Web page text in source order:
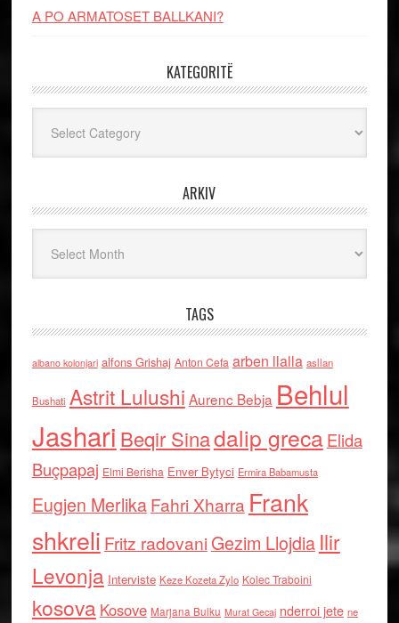
A PO ARMATOSET BALLKANI?
KATEGORITË
ARKIV
TAGS
albano kolonjari alfons Grishaj Anton Cefa arben llalla asllan
Bushati Astrit Lulushi Aurenc Bebja Behlul
Jashari Beqir Sinadalip grecaElida
Buçpapaj Elmi Berisha Enver Bytyci Ermira Babamusta
Eugjen MerlikaFahri Xharra Frank
shkreli Fritz radovaniGezim Llojdia Ilir
Levonja Interviste Keze Kozeta Zylo Kolec Traboini
kosova Kosove Marjana Bulku Murat Gecaj nderroi jete ne